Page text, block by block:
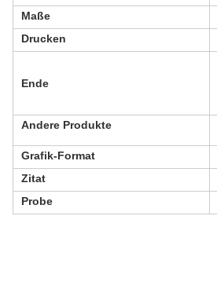
Maße
Drucken
Ende
Andere Produkte
Grafik-Format
Zitat
Probe